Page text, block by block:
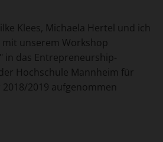
Klees, Michaela Hertel und ich
unserem Workshop
in das Entrepreneurship-
Hochschule Mannheim für
2019 aufgenommen